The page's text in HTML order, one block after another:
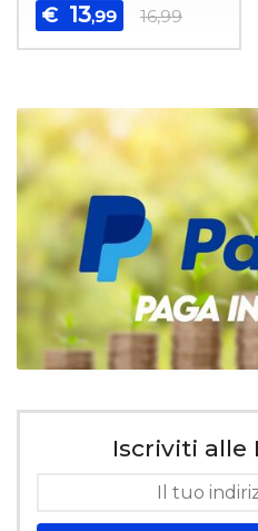
€ 13,99 16,99
Iscriviti alle